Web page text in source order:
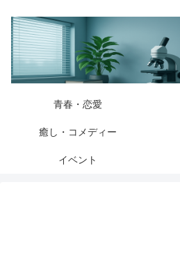
青春・恋愛
癒し・コメディー
イベント